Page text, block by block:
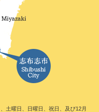
土曜日、日曜日、祝日、及び12月